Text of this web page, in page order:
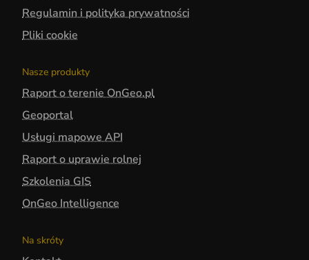
Regulamin i polityka prywatności
Pliki cookie
Nasze produkty
Raport o terenie OnGeo.pl
Geoportal
Usługi mapowe API
Raport o uprawie rolnej
Szkolenia GIS
OnGeo Intelligence
Na skróty